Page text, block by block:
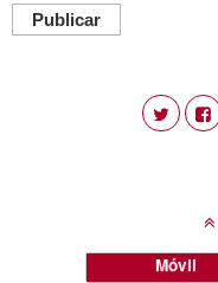
Publicar
Móvil